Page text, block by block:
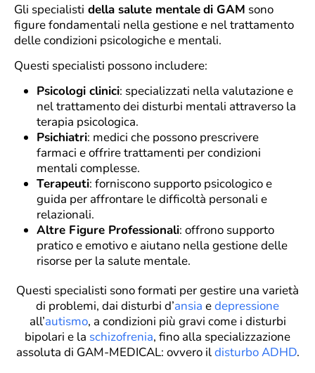
Gli specialisti della salute mentaledi GAM sono
figure fondamentali nella gestione e nel trattamento
delle condizioni psicologiche e mentali.
Questi specialisti possono includere:
Psicologi clinici: specializzati nella valutazione e
nel trattamento dei disturbi mentali attraverso la
terapia psicologica.
Psichiatri: medici che possono prescrivere
farmaci e offrire trattamenti per condizioni
mentali complesse.
Terapeuti: forniscono supporto psicologico e
guida per affrontare le difficoltà personali e
relazionali.
Altre Figure Professionali: offrono supporto
pratico e emotivo e aiutano nella gestione delle
risorse per la salute mentale.
Questi specialisti sono formati per gestire una varietà
di problemi, dai disturbi d’ansia edepressione
all’autismo, a condizioni più gravi come i disturbi
bipolari e la schizofrenia, fino alla specializzazione
assoluta di GAM-MEDICAL: ovvero ildisturbo ADHD.